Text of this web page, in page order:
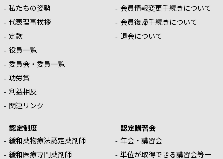
私たちの姿勢
代表理事挨拶
定款
役員一覧
委員会・委員一覧
功労賞
利益相反
関連リンク
会員情報変更手続きについて
会員復帰手続きについて
退会について
認定制度
緩和薬物療法認定薬剤師
緩和医療専門薬剤師
認定講習会
年会・講習会
単位が取得できる講習会等一